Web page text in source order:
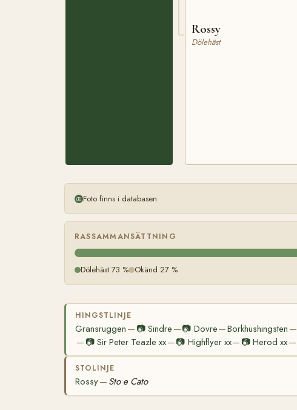
Rossy
Dölehäst
Foto finns i databasen
RASSAMMANSÄTTNING
Dölehäst 73 % Okänd 27 %
HINGSTLINJE
Gransruggen — 📷Sindre —📷 Dovre—Borkhushingsten —
— 📷Sir Peter Teazle xx—📷 Highflyer xx— 📷Herod xx—
STOLINJE
Rossy— Sto e Cato